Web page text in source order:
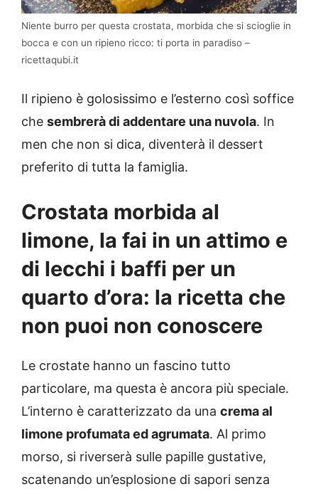
Niente burro per questa crostata, morbida che si scioglie in
bocca e con un ripieno ricco: ti porta in paradiso –
ricettaqubi.it
Il ripieno è golosissimo e l’esterno così soffice
che sembrerà di addentare una nuvola. In
men che non si dica, diventerà il dessert
preferito di tutta la famiglia.
Crostata morbida al
limone, la fai in un attimo e
di lecchi i baffi per un
quarto d’ora: la ricetta che
non puoi non conoscere
Le crostate hanno un fascino tutto
particolare, ma questa è ancora più speciale.
L’interno è caratterizzato da una crema al
limone profumata ed agrumata. Al primo
morso, si riverserà sulle papille gustative,
scatenando un’esplosione di sapori senza